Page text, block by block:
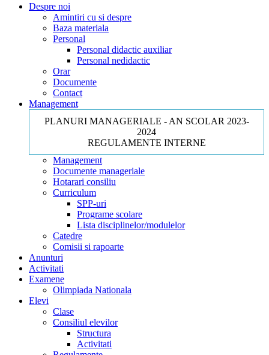
Despre noi
Amintiri cu si despre
Baza materiala
Personal
Personal didactic auxiliar
Personal nedidactic
Orar
Documente
Contact
Management
PLANURI MANAGERIALE - AN SCOLAR 2023-
2024
REGULAMENTE INTERNE
Management
Documente manageriale
Hotarari consiliu
Curriculum
SPP-uri
Programe scolare
Lista disciplinelor/modulelor
Catedre
Comisii si rapoarte
Anunturi
Activitati
Examene
Olimpiada Nationala
Elevi
Clase
Consiliul elevilor
Structura
Activitati